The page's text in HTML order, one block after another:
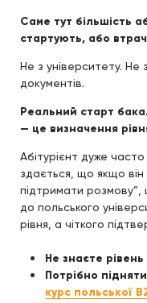
Саме тут більшість
стартують, або
Не з університету. Не
документів.
Реальний старт
— це визначення
Абітурієнт дуже
здається, що якщо
підтримати
до польського
рівня, а чіткого
Не знаєте
Потрібно
курс польської